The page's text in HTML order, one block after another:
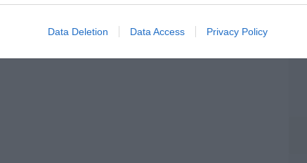
Data Deletion Data Access Privacy Policy